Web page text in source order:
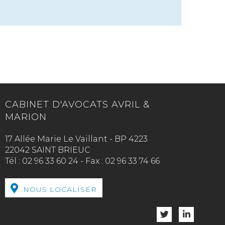
CABINET D'AVOCATS AVRIL &
MARION
17 Allée Marie Le Vaillant - BP 4223
22042 SAINT BRIEUC
Tél : 02 96 33 60 24 - Fax : 02 96 33 74 66
NOUS LOCALISER